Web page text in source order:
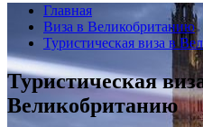
Главная
Виза в Великобританию
Туристическая виза в
Туристическая
Великобританию